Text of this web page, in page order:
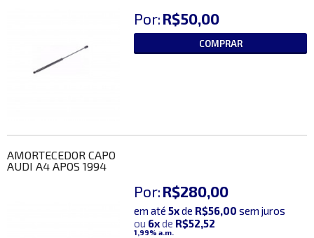
Por: R$50,00
COMPRAR
AMORTECEDOR CAPO
AUDI A4 APOS 1994
Por: R$280,00
em até 5xde R$56,00 sem juros
ou 6xde R$52,52
1,99% a.m.